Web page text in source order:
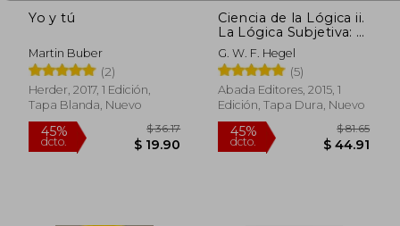
dcto. $ 79.86
45%
dcto. $
Yo y tú
Martin Buber
(2)
Herder, 2017, 1 Edición,
Tapa Blanda, Nuevo
Ciencia de la Lógica ii.
La Lógica Subjetiva: 3.
La Doctrina del
Concepto (1816)
G. W. F. Hegel
(5)
Abada Editores, 2015, 1
Edición, Tapa Dura, Nuevo